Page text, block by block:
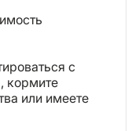
с
кормите
или имеете